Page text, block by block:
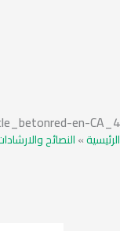
en-CA_4
الرئيسية»النصائح